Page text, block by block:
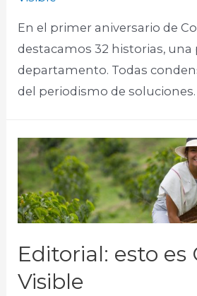
En el primer aniversario de
destacamos 32 historias, una
departamento. Todas
del periodismo de soluciones.​
Editorial: esto es
Visible